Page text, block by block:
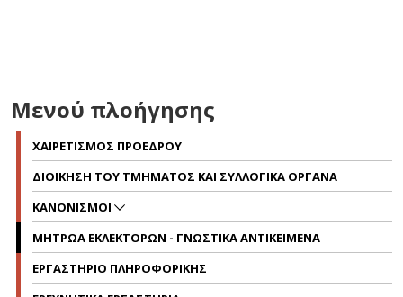
Μενού πλοήγησης
ΧΑΙΡΕΤΙΣΜΟΣ ΠΡΟΕΔΡΟΥ
ΔΙΟΙΚΗΣΗ ΤΟΥ ΤΜΗΜΑΤΟΣ ΚΑΙ ΣΥΛΛΟΓΙΚΑ ΟΡΓΑΝΑ
ΚΑΝΟΝΙΣΜΟΙ
ΜΗΤΡΩΑ ΕΚΛΕΚΤΟΡΩΝ - ΓΝΩΣΤΙΚΑ ΑΝΤΙΚΕΙΜΕΝΑ
ΕΡΓΑΣΤΗΡΙΟ ΠΛΗΡΟΦΟΡΙΚΗΣ